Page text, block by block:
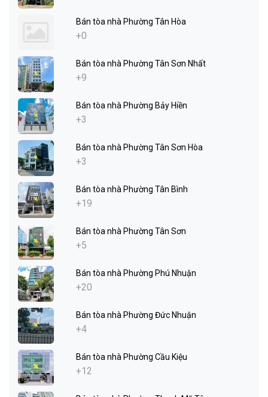
Bán tòa nhà Phường Tân Hòa
+0
Bán tòa nhà Phường Tân Sơn Nhất
+9
Bán tòa nhà Phường Bảy Hiền
+3
Bán tòa nhà Phường Tân Sơn Hòa
+3
Bán tòa nhà Phường Tân Bình
+19
Bán tòa nhà Phường Tân Sơn
+5
Bán tòa nhà Phường Phú Nhuận
+20
Bán tòa nhà Phường Đức Nhuận
+4
Bán tòa nhà Phường Cầu Kiệu
+12